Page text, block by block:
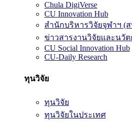
Chula DigiVerse
CU Innovation Hub
สำนักบริหารวิจัยจุฬาฯ (
ข่าวสารงานวิจัยและนวัต
CU Social Innovation Hub
CU-Daily Research
ทุนวิจัย
ทุนวิจัย
ทุนวิจัยในประเทศ